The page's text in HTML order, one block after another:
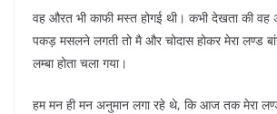
वह औरत भी काफी मस्त होगई थी। कभी देखता की वह
पकड़ मसलने लगती तो मै और चोदास होकर मेरा लण्ड
लम्बा होता चला गया।
हम मन ही मन अनुमान लगा रहे थे, कि आज तक मेरा